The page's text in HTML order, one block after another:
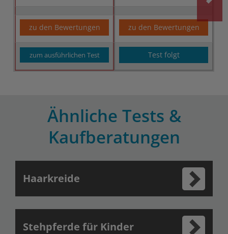
zu den Bewertungen zu den Bewertungen
zum ausführlichen Test Test folgt
Ähnliche Tests &
Kaufberatungen
Haarkreide
Stehpferde für Kinder